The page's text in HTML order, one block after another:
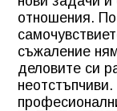
отношения.
съжаление
деловите си